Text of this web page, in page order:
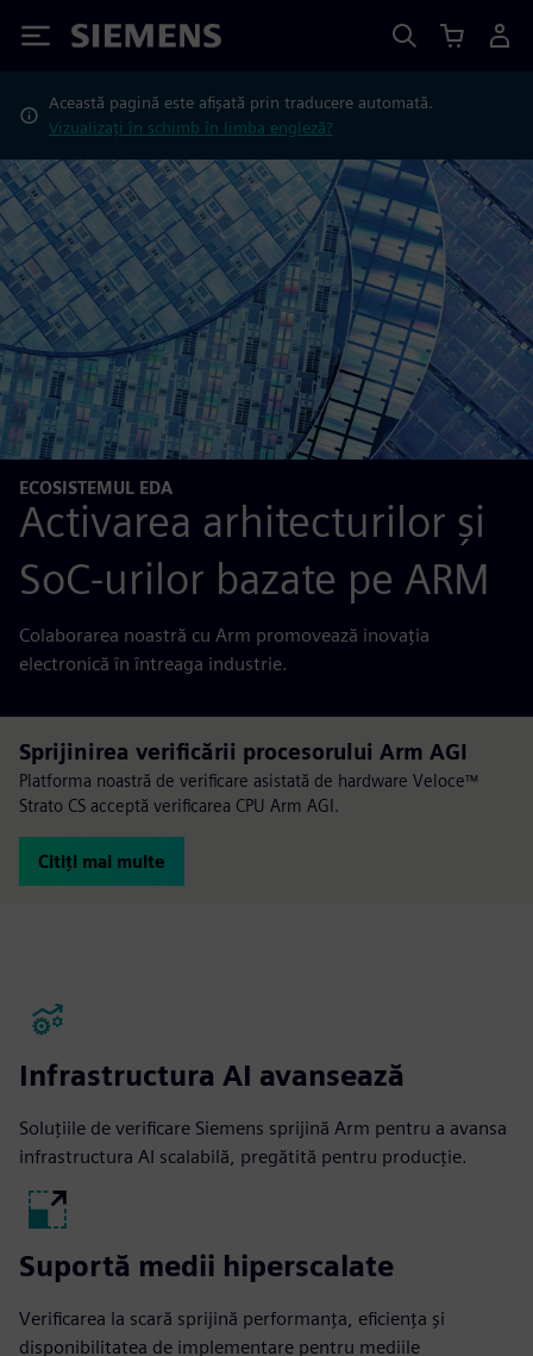
Siemens
Această pagină este afișată prin traducere automată.
Vizualizați în schimb în limba engleză?
ECOSISTEMUL EDA
Activarea arhitecturilor și
SoC-urilor bazate pe ARM
Colaborarea noastră cu Arm promovează inovația
electronică în întreaga industrie.
Sprijinirea verificării procesorului Arm AGI
Platforma noastră de verificare asistată de hardware Veloce™
Strato CS acceptă verificarea CPU Arm AGI.
Citiți mai multe
Infrastructura AI avansează
Soluțiile de verificare Siemens sprijină Arm pentru a avansa
infrastructura AI scalabilă, pregătită pentru producție.
Suportă medii hiperscalate
Verificarea la scară sprijină performanța, eficiența și
disponibilitatea de implementare pentru mediile